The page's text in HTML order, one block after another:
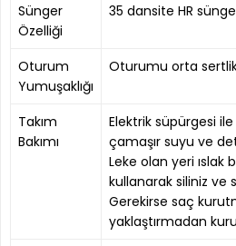
Sünger
Özelliği
35 dansite HR
Oturum
Yumuşaklığı
Oturumu orta
Takım
Bakımı
Elektrik süpürgesi ile
çamaşır suyu ve
Leke olan yeri ıslak
kullanarak siliniz ve
Gerekirse saç
yaklaştırmadan